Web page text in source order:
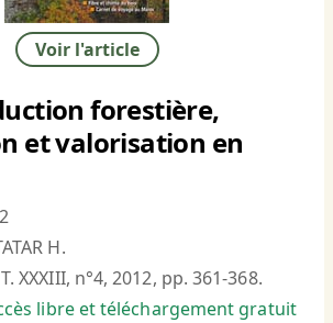
Voir l'article
forestière,
et valorisation en
H.
XXXIII, n°4, 2012, pp. 361-368.
libre et téléchargement gratuit